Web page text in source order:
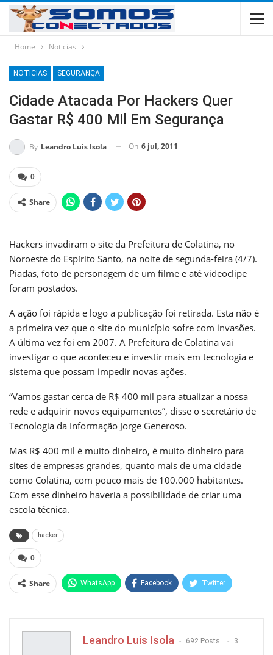
Home Noticias
NOTICIAS SEGURANÇA
Cidade Atacada Por Hackers Quer
Gastar R$ 400 Mil Em Segurança
By Leandro Luis Isola On 6 jul, 2011
0
Share
Hackers invadiram o site da Prefeitura de Colatina, no
Noroeste do Espírito Santo, na noite de segunda-feira (4/7).
Piadas, foto de personagem de um filme e até videoclipe
foram postados.
A ação foi rápida e logo a publicação foi retirada. Esta não é
a primeira vez que o site do município sofre com invasões.
A última vez foi em 2007. A Prefeitura de Colatina vai
investigar o que aconteceu e investir mais em tecnologia e
sistema que possam impedir novas ações.
“Vamos gastar cerca de R$ 400 mil para atualizar a nossa
rede e adquirir novos equipamentos”, disse o secretário de
Tecnologia da Informação Jorge Generoso.
Mas R$ 400 mil é muito dinheiro, é muito dinheiro para
sites de empresas grandes, quanto mais de uma cidade
como Colatina, com pouco mais de 100.000 habitantes.
Com esse dinheiro haveria a possibilidade de criar uma
escola técnica.
hacker
0
Share WhatsApp Facebook Twitter
Leandro Luis Isola 692 Posts 3